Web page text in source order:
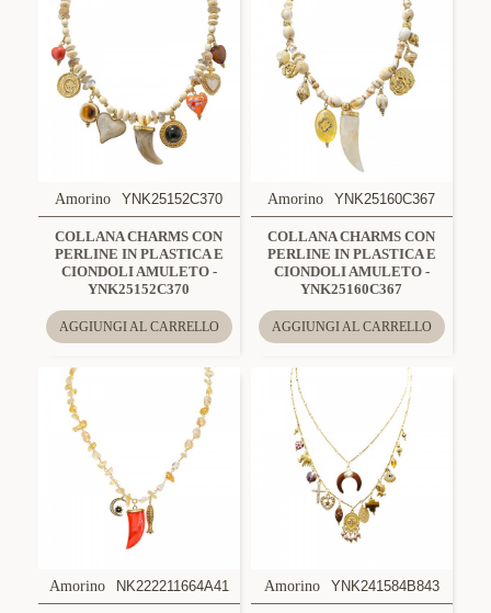
Amorino YNK25152C370
COLLANA CHARMS CON
PERLINE IN PLASTICA E
CIONDOLI AMULETO -
YNK25152C370
AGGIUNGI AL CARRELLO
Amorino YNK25160C367
COLLANA CHARMS CON
PERLINE IN PLASTICA E
CIONDOLI AMULETO -
YNK25160C367
AGGIUNGI AL CARRELLO
Amorino NK222211664A41 Amorino YNK241584B843